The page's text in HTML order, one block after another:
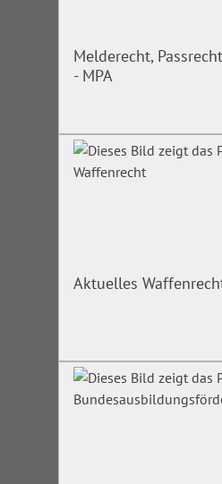
Melderecht,
- MPA
Aktuelles